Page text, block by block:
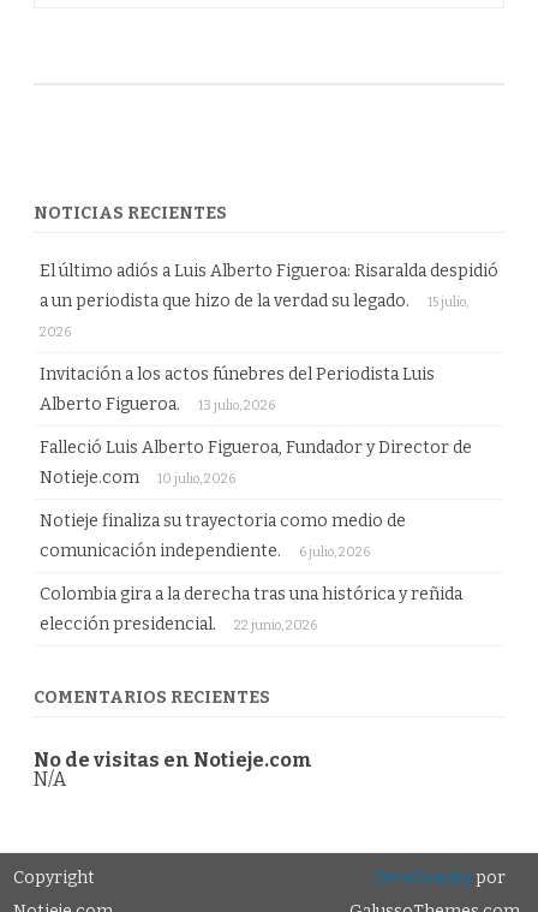
NOTICIAS RECIENTES
El último adiós a Luis Alberto Figueroa: Risaralda despidió
a un periodista que hizo de la verdad su legado.
15 julio,
2026
Invitación a los actos fúnebres del Periodista Luis
Alberto Figueroa.
13 julio, 2026
Falleció Luis Alberto Figueroa, Fundador y Director de
Notieje.com
10 julio, 2026
Notieje finaliza su trayectoria como medio de
comunicación independiente.
6 julio, 2026
Colombia gira a la derecha tras una histórica y reñida
elección presidencial.
22 junio, 2026
COMENTARIOS RECIENTES
No de visitas en Notieje.com
N/A
Copyright
ZeroGravitypor